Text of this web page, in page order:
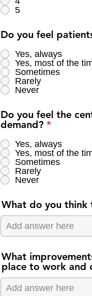
5
Do you feel
Yes, always
Yes, most of the
Sometimes
Rarely
Never
Do you feel the
demand? *
Yes, always
Yes, most of the
Sometimes
Rarely
Never
What do you think
What
place to work and